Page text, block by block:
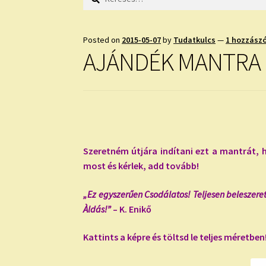
Posted on 2015-05-07by Tudatkulcs — 1
AJÁNDÉK
Szeretném útjára indítani ezt a mantrát,
most és kérlek, add tovább!
„Ez egyszerűen Csodálatos! Teljesen
Àldás!”– K. Enikő
Kattints a képre és töltsd le teljes